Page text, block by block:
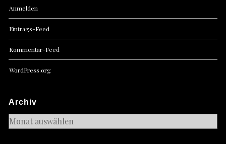
Anmelden
Eintrags-Feed
Kommentar-Feed
WordPress.org
Archiv
Archiv